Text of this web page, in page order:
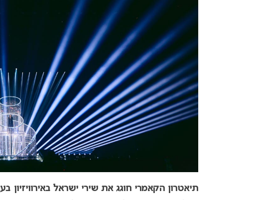
תיאטרון הקאמרי חוגג את שירי ישראל